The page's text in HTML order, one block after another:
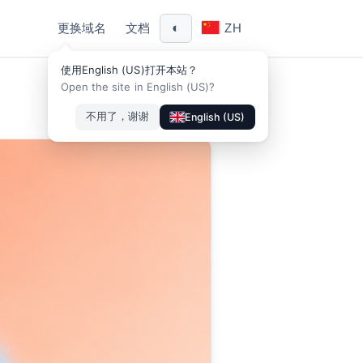
更换域名 文档 ◐ ZH
使用English (US)打开本站？
Open the site in English (US)?
不用了，谢谢 English (US)